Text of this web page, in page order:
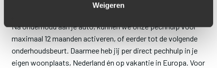
Weigeren
Na onderhoud aan je auto, kunnen we onze pechhulp voor
maximaal 12 maanden activeren, of eerder tot de volgende
onderhoudsbeurt. Daarmee heb jij per direct pechhulp in je
eigen woonplaats, Nederland én op vakantie in Europa. Voor